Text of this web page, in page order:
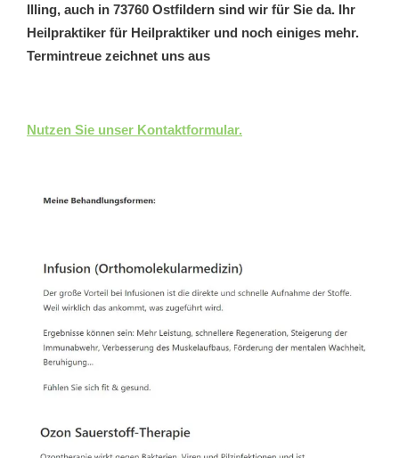
Illing, auch in 73760 Ostfildern sind wir für Sie da. Ihr
Heilpraktiker für Heilpraktiker und noch einiges mehr.
Termintreue zeichnet uns aus
Nutzen Sie unser Kontaktformular.